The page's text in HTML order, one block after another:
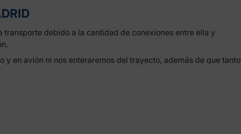
debido a la cantidad de conexiones entre ella y
en avión ni nos enteraremos del trayecto, además de que tanto